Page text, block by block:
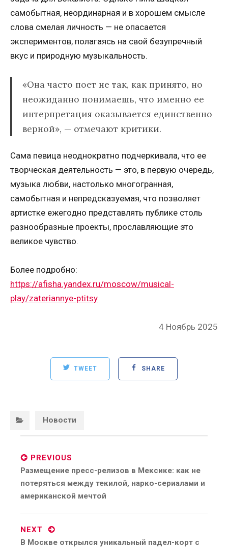
самобытная, неординарная и в хорошем смысле
слова смелая личность — не опасается
экспериментов, полагаясь на свой безупречный
вкус и природную музыкальность.
«Она часто поет не так, как принято, но
неожиданно понимаешь, что именно ее
интерпретация оказывается единственно
верной», — отмечают критики.
Сама певица неоднократно подчеркивала, что ее
творческая деятельность — это, в первую очередь,
музыка любви, настолько многогранная,
самобытная и непредсказуемая, что позволяет
артистке ежегодно представлять публике столь
разнообразные проекты, прославляющие это
великое чувство.
Более подробно:
https://afisha.yandex.ru/moscow/musical-
play/zateriannye-ptitsy
Posted
4 Ноябрь 2025
TWEET SHARE
Новости
navigation
PREVIOUS
Previous
post:
Размещение пресс-релизов в Мексике: как не
потеряться между текилой, нарко-сериалами и
американской мечтой
NEXT
Next
В Москве открылся уникальный падел-корт с